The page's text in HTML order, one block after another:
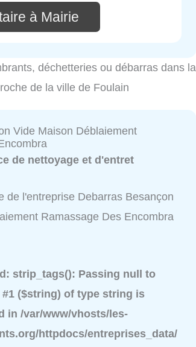
à Mairie
déchetteries ou débarras dans la
de la ville de Foulain
Vide Maison Déblaiement
de nettoyage et d'entret
de l'entreprise Debarras Besançon
Ramassage Des Encombra
: strip_tags(): Passing null to
#1 ($string) of type string is
in/var/www/vhosts/les-
httpdocs/entreprises_data/